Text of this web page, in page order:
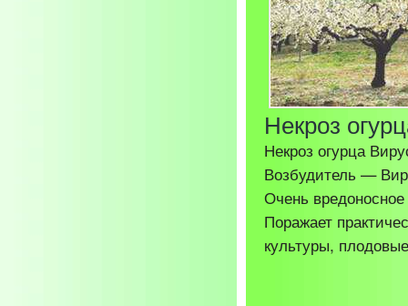
Некроз
Некроз огурца
Возбудитель —
Очень
Поражает
культуры,